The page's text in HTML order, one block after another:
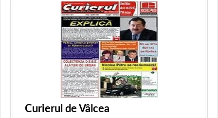
Curierul de Vâlcea